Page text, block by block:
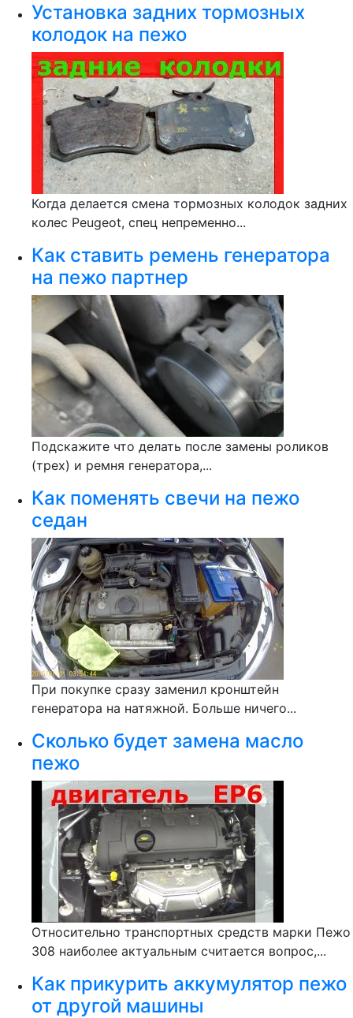
Установка задних тормозных
колодок на пежо
Когда делается смена тормозных колодок задних
колес Peugeot, спец непременно...
Как ставить ремень генератора
на пежо партнер
Подскажите что делать после замены роликов
(трех) и ремня генератора,...
Как поменять свечи на пежо
седан
При покупке сразу заменил кронштейн
генератора на натяжной. Больше ничего...
Сколько будет замена масло
пежо
Относительно транспортных средств марки Пежо
308 наиболее актуальным считается вопрос,...
Как прикурить аккумулятор пежо
от другой машины